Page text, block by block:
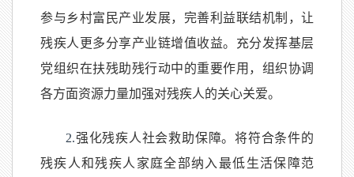
参与乡村富民产业发展，完善利益联结机制，让
残疾人更多分享产业链增值收益。充分发挥基层
党组织在扶残助残行动中的重要作用，组织协调
各方面资源力量加强对残疾人的关心关爱。
2.强化残疾人社会救助保障。将符合条件的
残疾人和残疾人家庭全部纳入最低生活保障范